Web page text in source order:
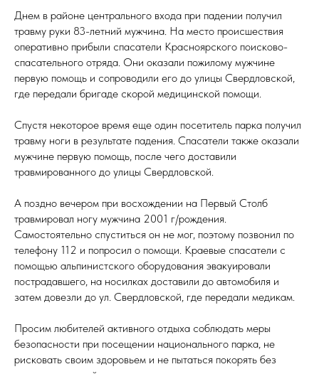
Днем в районе центрального входа при падении получил
травму руки 83-летний мужчина. На место происшествия
оперативно прибыли спасатели Красноярского поисково-
спасательного отряда. Они оказали пожилому мужчине
первую помощь и сопроводили его до улицы Свердловской,
где передали бригаде скорой медицинской помощи.
Спустя некоторое время еще один посетитель парка получил
травму ноги в результате падения. Спасатели также оказали
мужчине первую помощь, после чего доставили
травмированного до улицы Свердловской.
А поздно вечером при восхождении на Первый Столб
травмировал ногу мужчина 2001 г/рождения.
Самостоятельно спуститься он не мог, поэтому позвонил по
телефону 112 и попросил о помощи. Краевые спасатели с
помощью альпинистского оборудования эвакуировали
пострадавшего, на носилках доставили до автомобиля и
затем довезли до ул. Свердловской, где передали медикам.
Просим любителей активного отдыха соблюдать меры
безопасности при посещении национального парка, не
рисковать своим здоровьем и не пытаться покорять без